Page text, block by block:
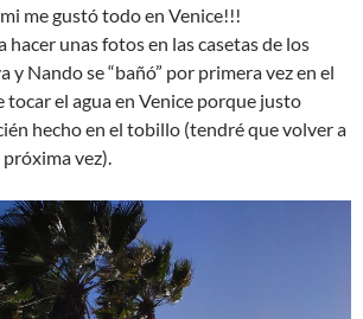
me gustó todo en Venice!!!
unas fotos en las casetas de los
y Nando se “bañó” por primera vez en el
tocar el agua en Venice porque justo
hecho en el tobillo (tendré que volver a
vez).